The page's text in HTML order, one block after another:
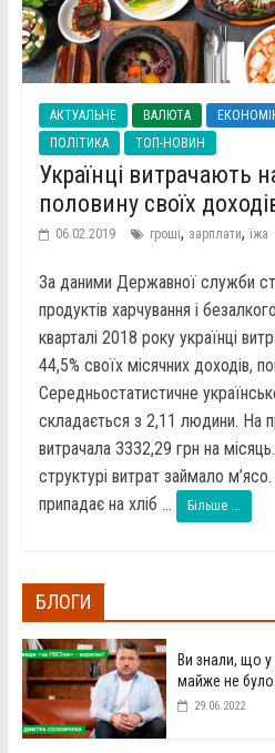
АКТУАЛЬНЕ ВАЛЮТА
ПОЛІТИКА
ТОП-НОВИН
Українці витрачають
половину своїх
06.02.2019 гроші, зарплати,їжа
За даними Державної служби
продуктів харчування і
кварталі 2018 року українці
44,5% своїх місячних доходів,
Середньостатистичне
складається з 2,11 людини. На
витрачала 3332,29 грн на
структурі витрат займало
припадає на хліб ...
Більше ...
БЛОГИ
Ви знали, що
майже не було
29.06.2022